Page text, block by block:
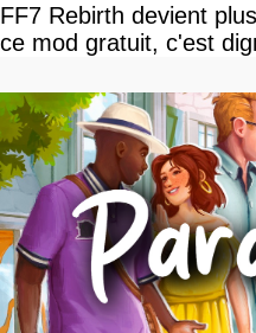
FF7 Rebirth devient
ce mod gratuit, c'est